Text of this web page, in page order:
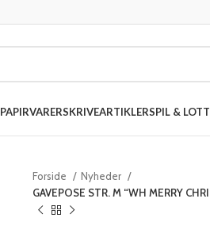
PAPIRVARERSKRIVEARTIKLERSPIL &
Forside
Nyheder
GAVEPOSE STR. M “WH MERRY